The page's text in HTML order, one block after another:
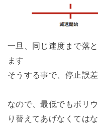
一旦、同じ速度まで落
ます
そうする事で、停止誤
なので、最低でもボリ
り替えてあげなくては